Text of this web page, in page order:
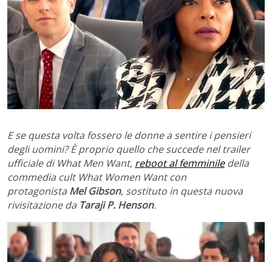
E se questa volta fossero le donne a sentire i pensieri
degli uomini? È proprio quello che succede nel trailer
ufficiale di What Men Want, reboot al femminiledella
commedia cult What Women Want con
protagonista Mel Gibson, sostituto in questa nuova
rivisitazione da Taraji P. Henson.